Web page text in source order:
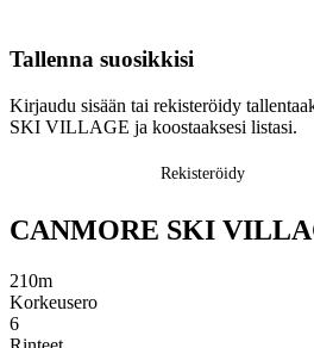
Tallenna suosikkisi
Kirjaudu sisään tai rekisteröidy
SKI VILLAGE ja koostaaksesi listasi.
Rekisteröidy
CANMORE SKI
210m
Korkeusero
6